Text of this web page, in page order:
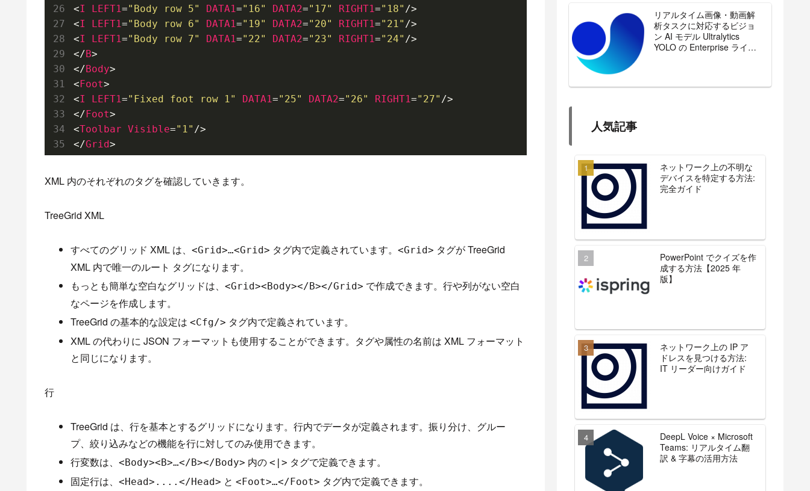
<I LEFT1="Body row 5" DATA1="16" DATA2="17" RIGHT1="18" />
<I LEFT1="Body row 6" DATA1="19" DATA2="20" RIGHT1="21" />
<I LEFT1="Body row 7" DATA1="22" DATA2="23" RIGHT1="24" />
</B>
</Body>
<Foot>
<I LEFT1="Fixed foot row 1" DATA1="25" DATA2="26" RIGHT1="27" />
</Foot>
<Toolbar Visible="1" />
</Grid>
XML 内のそれぞれのタグを確認していきます。
TreeGrid XML
すべてのグリッド XML は、<Grid>…<Grid> タグ内で定義されています。<Grid> タグが TreeGrid
XML 内で唯一のルート タグになります。
もっとも簡単な空白なグリッドは、<Grid><Body></B></Grid> で作成できます。行や列がない空白
なページを作成します。
TreeGrid の基本的な設定は<Cfg/> タグ内で定義されています。
XML の代わりに JSON フォーマットも使用することができます。タグや属性の名前は XML フォーマット
と同じになります。
行
TreeGrid は、行を基本とするグリッドになります。行内でデータが定義されます。振り分け、グルー
プ、絞り込みなどの機能を行に対してのみ使用できます。
行変数は、<Body><B>…</B></Body> 内の<|> タグで定義できます。
固定行は、<Head>....</Head> と<Foot>…</Foot> タグ内で定義できます。
リアルタイム画像・動画解
析タスクに対応するビジョ
ン AI モデル Ultralytics
YOLO の Enterprise ライセ
人気記事
ネットワーク上の不明な
デバイスを特定する方法:
完全ガイド
PowerPoint でクイズを作
成する方法【2025 年
版】
ネットワーク上の IP ア
ドレスを見つける方法:
IT リーダー向けガイド
DeepL Voice × Microsoft
Teams: リアルタイム翻
訳 & 字幕の活用方法